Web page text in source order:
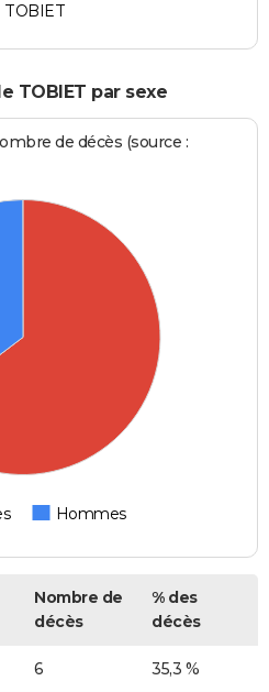
TOBIET
TOBIET par sexe
de décès (source :
Hommes
Nombre de
décès
% des
décès
6 35,3 %